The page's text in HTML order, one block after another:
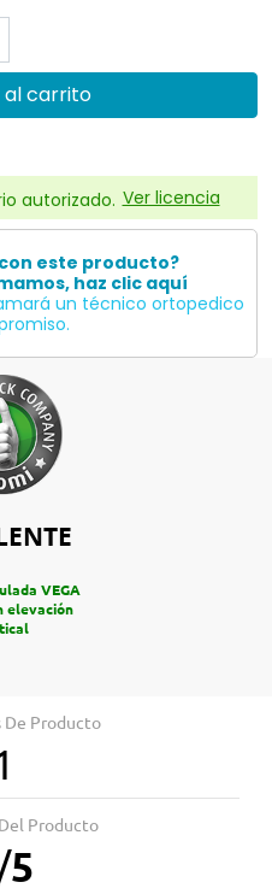
al carrito
autorizado. Ver licencia
este producto?
haz clic aquí
un técnico ortopedico
VEGA
elevación
De Producto
Producto
5